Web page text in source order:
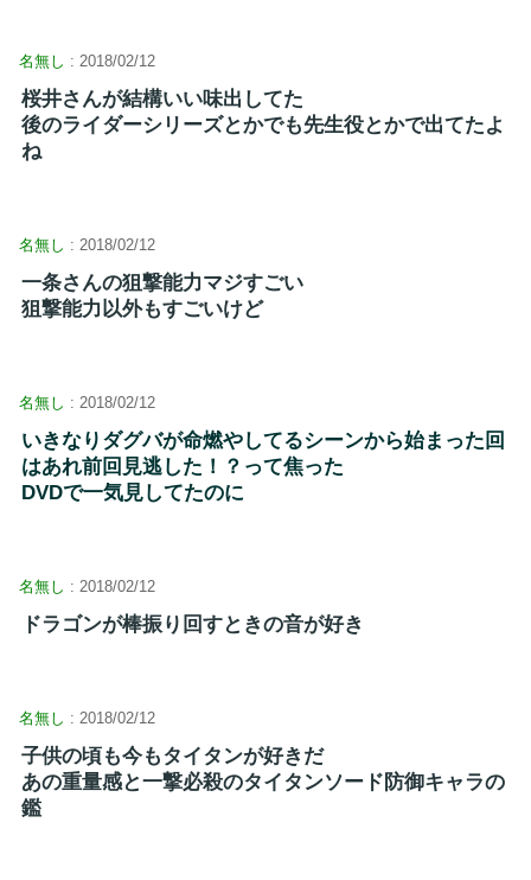
名無し : 2018/02/12
桜井さんが結構いい味出してた
後のライダーシリーズとかでも先生役とかで出てたよ
ね
名無し : 2018/02/12
一条さんの狙撃能力マジすごい
狙撃能力以外もすごいけど
名無し : 2018/02/12
いきなりダグバが命燃やしてるシーンから始まった回
はあれ前回見逃した！？って焦った
DVDで一気見してたのに
名無し : 2018/02/12
ドラゴンが棒振り回すときの音が好き
名無し : 2018/02/12
子供の頃も今もタイタンが好きだ
あの重量感と一撃必殺のタイタンソード防御キャラの
鑑